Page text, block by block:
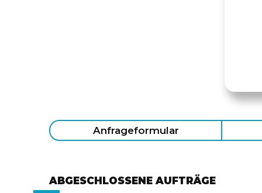
Anfrageformular
ABGESCHLOSSENE AUFTRÄGE